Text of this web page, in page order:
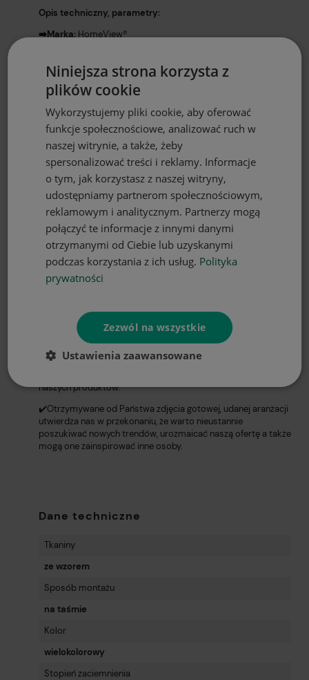
Opis techniczny, parametry:
➡️Marka: HomeView®️
➡️Gramatura:180g/m2
➡️Szerokość: 140 cm
➡️Wysokość:230 cm
➡️Wszyta taśma marszcząca typu smok
➡️Sposób montażu:żabki, haczyki lub tunel
➡️Pielęgnacja:Pranie w temp. do 60 stopni C.
➡️Wyprodukowano w Polsce
➡️Cena dotyczy 1 sztuki
✔️Projektując nasze zasłony wierzymy, że
nadadząniepowtarzalny klimat
✔️W ofercie proponujemy również poszewki dekoracyjne,
bieżniki, obrusyz tym samym wzorem,co daje możliwość
tworzenia niesamowitych, spójnych kompozycji wnętrz.
naszych produktów.
✔️Otrzymywane od Państwa zdjęcia gotowej, udanej aranżacji
utwierdza nas w przekonaniu, że warto nieustannie
poszukiwać nowych trendów, urozmaicać naszą ofertę a także
mogą one zainspirować inne osoby.
Dane techniczne
Tkaniny
ze wzorem
Sposób montażu
na taśmie
Kolor
wielokolorowy
Stopień zaciemnienia
Niniejsza strona korzysta z
plików cookie
Wykorzystujemy pliki cookie, aby oferować
funkcje społecznościowe, analizować ruch w
naszej witrynie, a także, żeby
spersonalizować treści i reklamy. Informacje
o tym, jak korzystasz z naszej witryny,
udostępniamy partnerom społecznościowym,
reklamowym i analitycznym. Partnerzy mogą
połączyć te informacje z innymi danymi
otrzymanymi od Ciebie lub uzyskanymi
podczas korzystania z ich usług. Polityka
prywatności
Zezwól na wszystkie
Ustawienia zaawansowane